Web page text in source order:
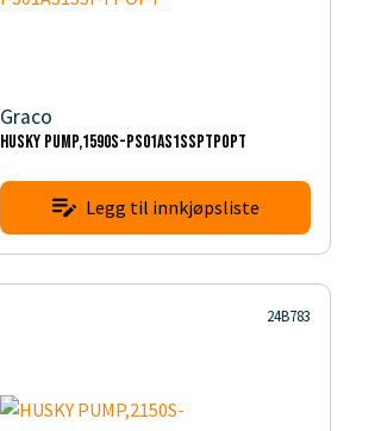
Graco
HUSKY PUMP,1590S-PS01AS1SSPTPOPT
Legg til innkjøpsliste
24B783